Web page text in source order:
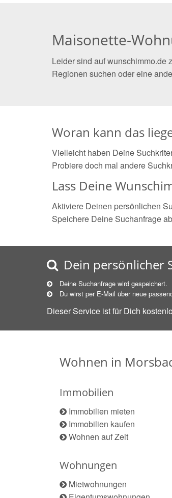
Maisonette-
Leider sind auf wunschimmo.de
Regionen suchen oder eine
Woran kann das
Vielleicht haben Deine
Probiere doch mal andere
Lass Deine
Aktiviere Deinen persönlichen
Speichere Deine Suchanfrage
Dein persönlicher
Deine Suchanfrage wird gespeichert.
Du wirst per E-Mail über neue
Dieser Service ist für Dich
Wohnen in
Immobilien
Immobilien mieten
Immobilien kaufen
Wohnen auf Zeit
Wohnungen
Mietwohnungen